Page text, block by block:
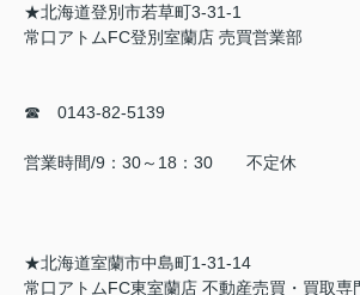
★北海道登別市若草町3-31-1
常口アトムFC登別室蘭店 売買営業部
☎ 0143-82-5139
営業時間/9：30～18：30 不定休
★北海道室蘭市中島町1-31-14
常口アトムFC東室蘭店 不動産売買・買取専